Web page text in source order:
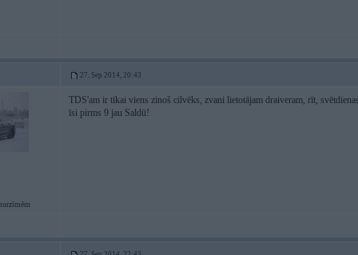
27. Sep 2014, 20:43
TDS'am ir tikai viens zinoš cilvēks, zvani lietotājam draiveram, rīt,
īsi pirms 9 jau Saldū!